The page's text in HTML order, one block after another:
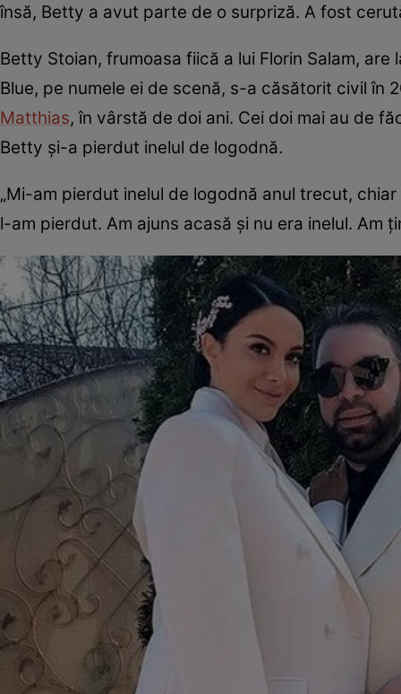
însă, Betty a avut parte de o surpriză. A fost
Betty Stoian, frumoasa fiică a lui Florin Salam,
Blue, pe numele ei de scenă, s-a căsătorit civil în
Matthias, în vârstă de doi ani. Cei doi mai au de
Betty și-a pierdut inelul de logodnă.
„Mi-am pierdut inelul de logodnă anul trecut,
l-am pierdut. Am ajuns acasă și nu era inelul. Am